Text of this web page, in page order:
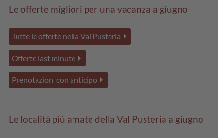
Le offerte migliori per una vacanza a giugno
Tutte le offerte nella Val Pusteria
Offerte last minute
Prenotazioni con anticipo
Le località più amate della Val Pusteria a giugno